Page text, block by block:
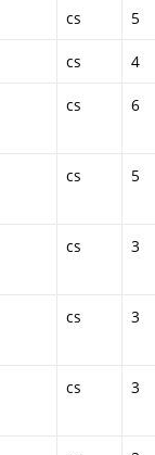
cs 5
cs 4
cs 6
cs 5
cs 3
cs 3
cs 3